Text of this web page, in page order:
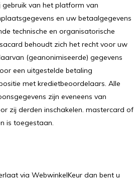
van het platform van
en uw betaalgegevens
technische en organisatorische
behoudt zich het recht voor uw
(geanonimiseerde) gegevens
een uitgestelde betaling
met kredietbeoordelaars. Alle
zijn eveneens van
zij derden inschakelen. mastercard of
is toegestaan.
via WebwinkelKeur dan bent u